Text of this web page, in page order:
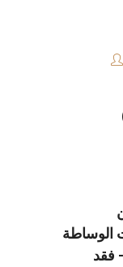
الوساطة
فقد